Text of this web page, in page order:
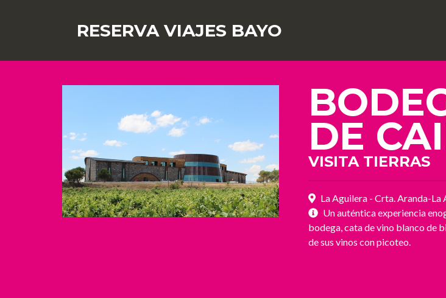
RESERVA VIAJES BAYO
DE
VISITA TIERRAS
La Aguilera - Crta. Aranda-La
Un auténtica experiencia
bodega, cata de vino blanco de
de sus vinos con picoteo.